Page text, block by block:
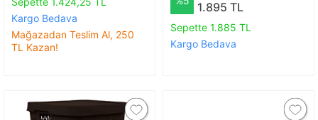
Kargo Bedava
Mağazadan Teslim Al, 250
TL Kazan!
1.895 TL
Sepette 1.885 TL
Kargo Bedava